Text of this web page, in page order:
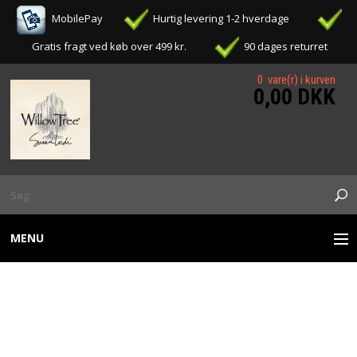
MobilePay
Hurtig levering 1-2 hverdage
Gratis fragt ved køb over 499 kr.
90 dages returret
0 vare(r) i kurven
0,00 DKK
MENU